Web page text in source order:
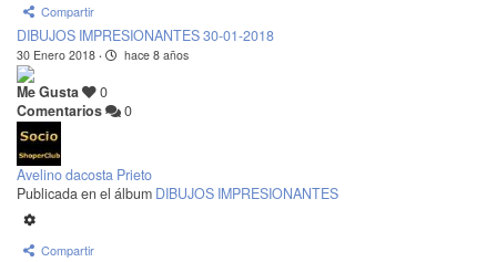
Compartir
DIBUJOS IMPRESIONANTES 30-01-2018
30 Enero 2018 · hace 8 años
Me Gusta
0
Comentarios
0
Avelino dacosta Prieto
Publicada en el álbum DIBUJOS IMPRESIONANTES
Compartir